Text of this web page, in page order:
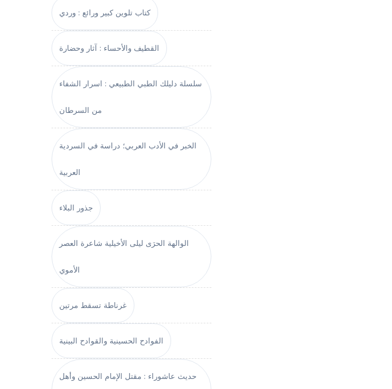
كتاب تلوين كبير ورائع : وردي
القطيف والأحساء : آثار وحضارة
سلسلة دليلك الطبي الطبيعي : اسرار الشفاء
من السرطان
الخبر في الأدب العربي؛ دراسة في السردية
العربية
جذور البلاء
الوالهة الحرَى ليلى الأخيلية شاعرة العصر
الأموي
غرناطة تسقط مرتين
الفوادح الحسينية والقوادح البينية
حديث عاشوراء : مقتل الإمام الحسين وأهل